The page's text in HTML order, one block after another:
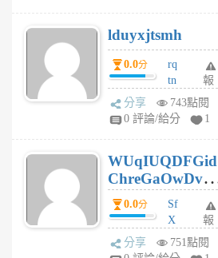
月
前
lduyxjtsmh
0.0分
rq
tn
jt
gl
個
月
前
報
分享
743點閱
0 評論/給分
1
WUqIUQDFGid
ChreGaOwDv
dY0.0分
Sf
X
Pe
Jc
報
分享
751點閱